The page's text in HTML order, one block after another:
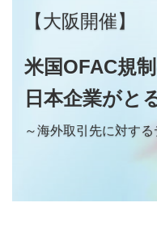
【大阪開催】
米国OFAC規
日本企業がと
～海外取引先に対す